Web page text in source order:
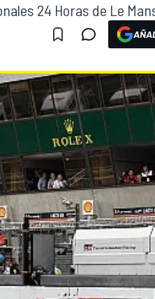
24 Horas de Le